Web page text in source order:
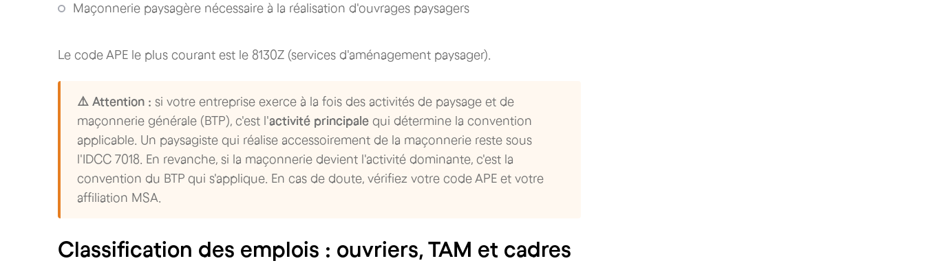
Maçonnerie paysagère nécessaire à la réalisation d'ouvrages paysagers
Le code APE le plus courant est le 8130Z (services d'aménagement paysager).
⚠️ Attention : si votre entreprise exerce à la fois des activités de paysage et de
maçonnerie générale (BTP), c'est l'activité principale qui détermine la convention
applicable. Un paysagiste qui réalise accessoirement de la maçonnerie reste sous
l'IDCC 7018. En revanche, si la maçonnerie devient l'activité dominante, c'est la
convention du BTP qui s'applique. En cas de doute, vérifiez votre code APE et votre
affiliation MSA.
Classification des emplois : ouvriers, TAM et cadres